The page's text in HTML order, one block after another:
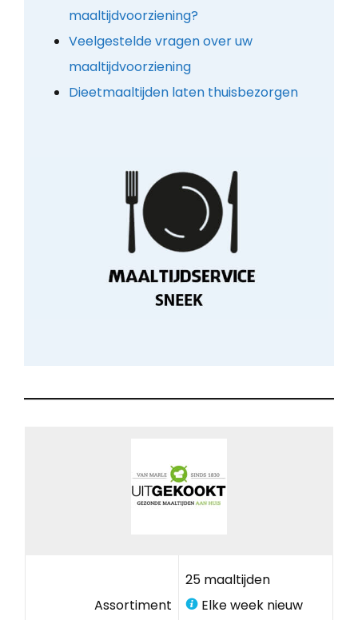
maaltijdvoorziening?
Veelgestelde vragen over uw
maaltijdvoorziening
Dieetmaaltijden laten thuisbezorgen
Assortiment
25 maaltijden
Elke week nieuw